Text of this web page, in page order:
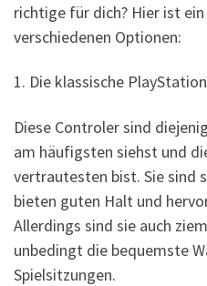
richtige für dich? Hier ist
verschiedenen Optionen:
1. Die klassische
Diese Controler sind
am häufigsten siehst und
vertrautesten bist. Sie sind
bieten guten Halt und
Allerdings sind sie auch
unbedingt die bequemste
Spielsitzungen.